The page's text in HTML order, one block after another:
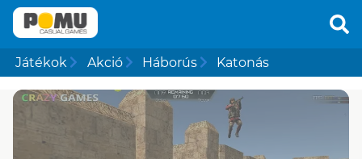
Játékok Akció Háborús Katonás